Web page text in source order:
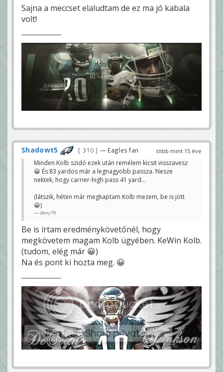
Sajna a meccset elaludtam de ez ma jó kabala
volt!
több mint 15 éve
Shadowt5 310 — Eagles fan
Minden Kolb szidó ezek után remélem kicsit visszavesz
😀 És 83 yardos már a legnagyobb passza. Nesze
nektek, hogy carrier-high pass 41 yard...
(látszik, héten már megkaptam Kolb mezem, be is jött
😀)
deny79
Be is írtam eredménykövetőnél, hogy
megkövetem magam Kolb ügyében. KeWin Kolb.
(tudom, elég már 😀)
Na és pont ki hozta meg. 😀